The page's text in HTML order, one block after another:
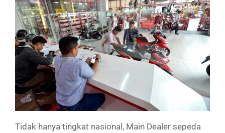
Tidak hanya tingkat nasional, Main Dealer sepeda